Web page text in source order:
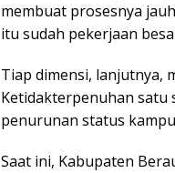
membuat prosesnya
itu sudah pekerjaan
Tiap dimensi, lanjutnya,
Ketidakterpenuhan satu
penurunan status
Saat ini, Kabupaten